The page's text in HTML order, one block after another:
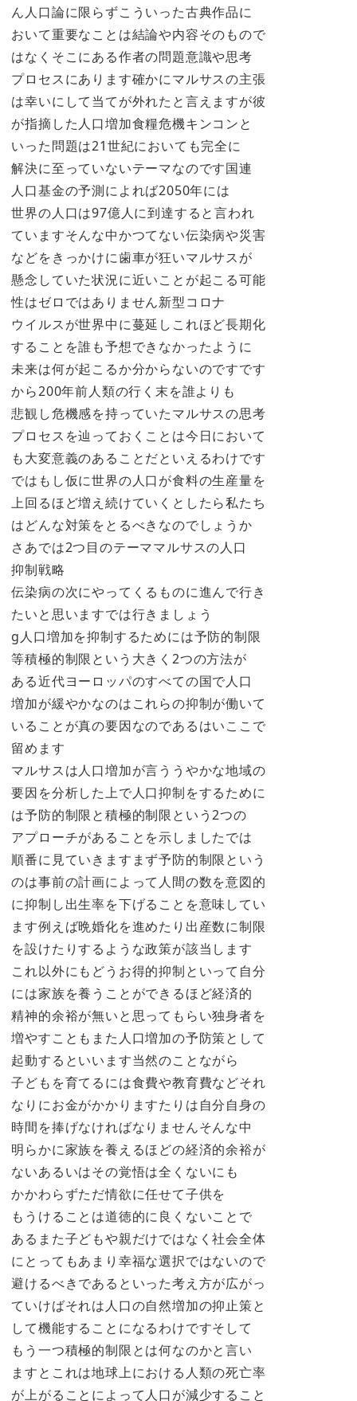
ん人口論に限らずこういった古典作品に
おいて重要なことは結論や内容そのもので
はなくそこにある作者の問題意識や思考
プロセスにあります確かにマルサスの主張
は幸いにして当てが外れたと言えますが彼
が指摘した人口増加食糧危機キンコンと
いった問題は21世紀においても完全に
解決に至っていないテーマなのです国連
人口基金の予測によれば2050年には
世界の人口は97億人に到達すると言われ
ていますそんな中かつてない伝染病や災害
などをきっかけに歯車が狂いマルサスが
懸念していた状況に近いことが起こる可能
性はゼロではありません新型コロナ
ウイルスが世界中に蔓延しこれほど長期化
することを誰も予想できなかったように
未来は何が起こるか分からないのですです
から200年前人類の行く末を誰よりも
悲観し危機感を持っていたマルサスの思考
プロセスを辿っておくことは今日において
も大変意義のあることだといえるわけです
ではもし仮に世界の人口が食料の生産量を
上回るほど増え続けていくとしたら私たち
はどんな対策をとるべきなのでしょうか
さあでは2つ目のテーママルサスの人口
抑制戦略
伝染病の次にやってくるものに進んで行き
たいと思いますでは行きましょう
g人口増加を抑制するためには予防的制限
等積極的制限という大きく2つの方法が
ある近代ヨーロッパのすべての国で人口
増加が緩やかなのはこれらの抑制が働いて
いることが真の要因なのであるはいここで
留めます
マルサスは人口増加が言ううやかな地域の
要因を分析した上で人口抑制をするために
は予防的制限と積極的制限という2つの
アプローチがあることを示しましたでは
順番に見ていきますまず予防的制限という
のは事前の計画によって人間の数を意図的
に抑制し出生率を下げることを意味してい
ます例えば晩婚化を進めたり出産数に制限
を設けたりするような政策が該当します
これ以外にもどうお得的抑制といって自分
には家族を養うことができるほど経済的
精神的余裕が無いと思ってもらい独身者を
増やすこともまた人口増加の予防策として
起動するといいます当然のことながら
子どもを育てるには食費や教育費などそれ
なりにお金がかかりますたりは自分自身の
時間を捧げなければなりませんそんな中
明らかに家族を養えるほどの経済的余裕が
ないあるいはその覚悟は全くないにも
かかわらずただ情欲に任せて子供を
もうけることは道徳的に良くないことで
あるまた子どもや親だけではなく社会全体
にとってもあまり幸福な選択ではないので
避けるべきであるといった考え方が広がっ
ていけばそれは人口の自然増加の抑止策と
して機能することになるわけですそして
もう一つ積極的制限とは何なのかと言い
ますとこれは地球上における人類の死亡率
が上がることによって人口が減少すること